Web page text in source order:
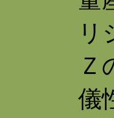
リ
Ｚ
儀